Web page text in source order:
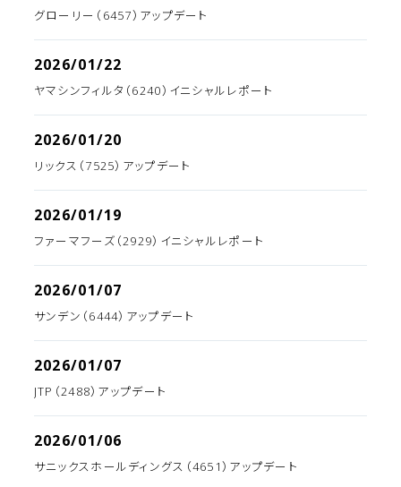
グローリー（6457）アップデート
2026/01/22
ヤマシンフィルタ（6240）イニシャルレポート
2026/01/20
リックス（7525）アップデート
2026/01/19
ファーマフーズ（2929）イニシャルレポート
2026/01/07
サンデン（6444）アップデート
2026/01/07
JTP（2488）アップデート
2026/01/06
サニックスホールディングス（4651）アップデート